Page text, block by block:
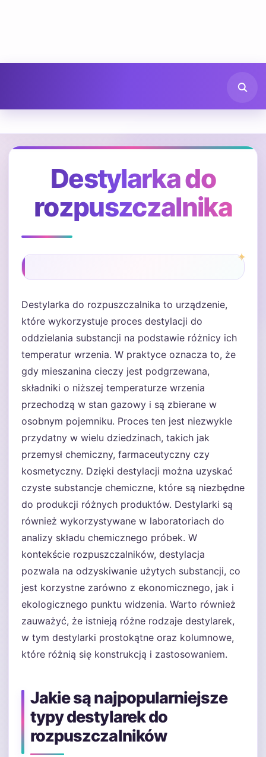
Destylarka do
rozpuszczalnika
Destylarka do rozpuszczalnika to urządzenie,
które wykorzystuje proces destylacji do
oddzielania substancji na podstawie różnicy ich
temperatur wrzenia. W praktyce oznacza to, że
gdy mieszanina cieczy jest podgrzewana,
składniki o niższej temperaturze wrzenia
przechodzą w stan gazowy i są zbierane w
osobnym pojemniku. Proces ten jest niezwykle
przydatny w wielu dziedzinach, takich jak
przemysł chemiczny, farmaceutyczny czy
kosmetyczny. Dzięki destylacji można uzyskać
czyste substancje chemiczne, które są niezbędne
do produkcji różnych produktów. Destylarki są
również wykorzystywane w laboratoriach do
analizy składu chemicznego próbek. W
kontekście rozpuszczalników, destylacja
pozwala na odzyskiwanie użytych substancji, co
jest korzystne zarówno z ekonomicznego, jak i
ekologicznego punktu widzenia. Warto również
zauważyć, że istnieją różne rodzaje destylarek,
w tym destylarki prostokątne oraz kolumnowe,
które różnią się konstrukcją i zastosowaniem.
Jakie są najpopularniejsze
typy destylarek do
rozpuszczalników